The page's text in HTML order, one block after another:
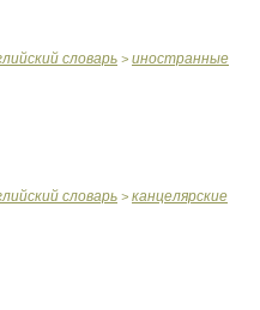
словарь > иностранные
словарь > канцелярские